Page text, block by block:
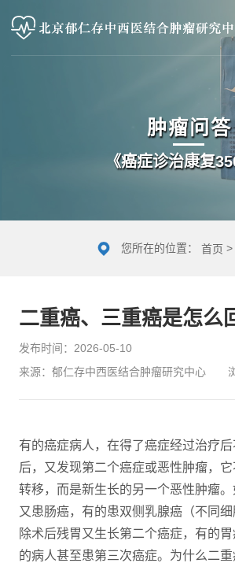
肿瘤问答
《癌症诊治康复
您所在的位置： 首页 >
二重癌、三重癌是怎么
发布时间：2026-05-10
来源：郁仁存中西医结合肿瘤研究中心
有的癌症病人，在得了癌症经过治疗
后，又发现第二个癌症或恶性肿瘤，
转移，而是新生长的另一个恶性肿瘤
又患肠癌，有的患双侧乳腺癌（不同
除术后残胃又生长第二个癌症，有的
的病人甚至患第三次癌症。为什么二